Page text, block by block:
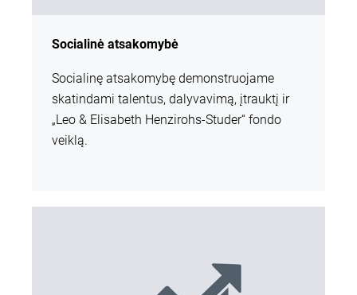
Socialinė atsakomybė
Socialinę atsakomybę demonstruojame
skatindami talentus, dalyvavimą, įtrauktį ir
„Leo & Elisabeth Henzirohs-Studer“ fondo
veiklą.